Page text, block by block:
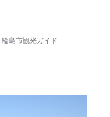
輪島市観光ガイド